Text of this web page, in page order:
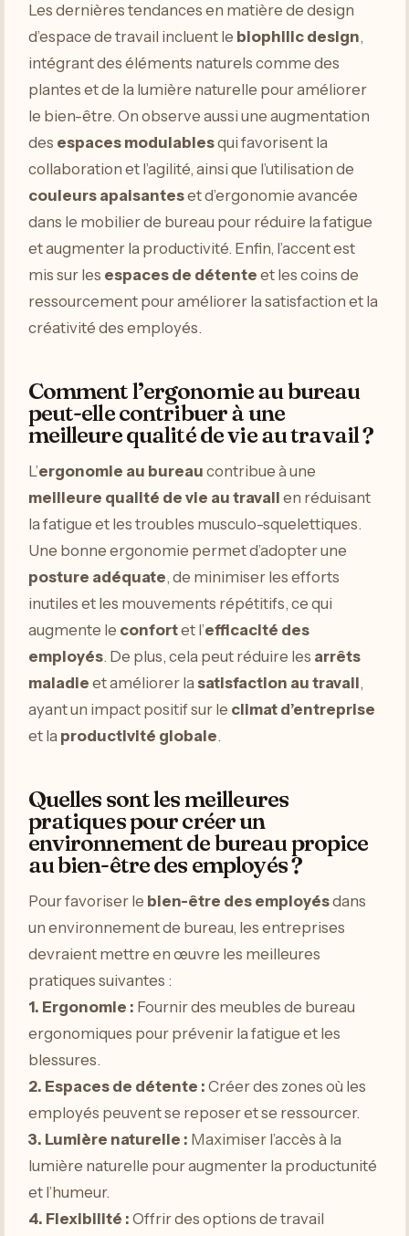
Les dernières tendances en matière de design
d’espace de travail incluent le biophilic design,
intégrant des éléments naturels comme des
plantes et de la lumière naturelle pour améliorer
le bien-être. On observe aussi une augmentation
des espaces modulablesqui favorisent la
collaboration et l’agilité, ainsi que l’utilisation de
couleurs apaisanteset d’ergonomie avancée
dans le mobilier de bureau pour réduire la fatigue
et augmenter la productivité. Enfin, l’accent est
mis sur les espaces de détente et les coins de
ressourcement pour améliorer la satisfaction et la
créativité des employés.
Comment l’ergonomie au bureau
peut-elle contribuer à une
meilleure qualité de vie au travail ?
L’ergonomie au bureau contribue à une
meilleure qualité de vie au travail en réduisant
la fatigue et les troubles musculo-squelettiques.
Une bonne ergonomie permet d’adopter une
posture adéquate, de minimiser les efforts
inutiles et les mouvements répétitifs, ce qui
augmente le confortet l’efficacité des
employés. De plus, cela peut réduire les arrêts
maladie et améliorer la satisfaction au travail,
ayant un impact positif sur le climat d’entreprise
et la productivité globale.
Quelles sont les meilleures
pratiques pour créer un
environnement de bureau propice
au bien-être des employés ?
Pour favoriser le bien-être des employésdans
un environnement de bureau, les entreprises
devraient mettre en œuvre les meilleures
pratiques suivantes :
1. Ergonomie : Fournir des meubles de bureau
ergonomiques pour prévenir la fatigue et les
blessures.
2. Espaces de détente : Créer des zones où les
employés peuvent se reposer et se ressourcer.
3. Lumière naturelle : Maximiser l’accès à la
lumière naturelle pour augmenter la productunité
et l’humeur.
4. Flexibilité : Offrir des options de travail